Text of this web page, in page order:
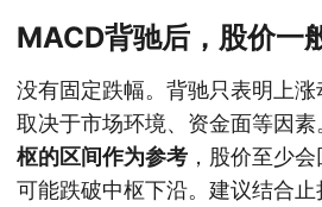
MACD背驰后，股价一
没有固定跌幅。背驰只表明上
取决于市场环境、资金面等因素
枢的区间作为参考 ，股价至少
可能跌破中枢下沿。建议结合止